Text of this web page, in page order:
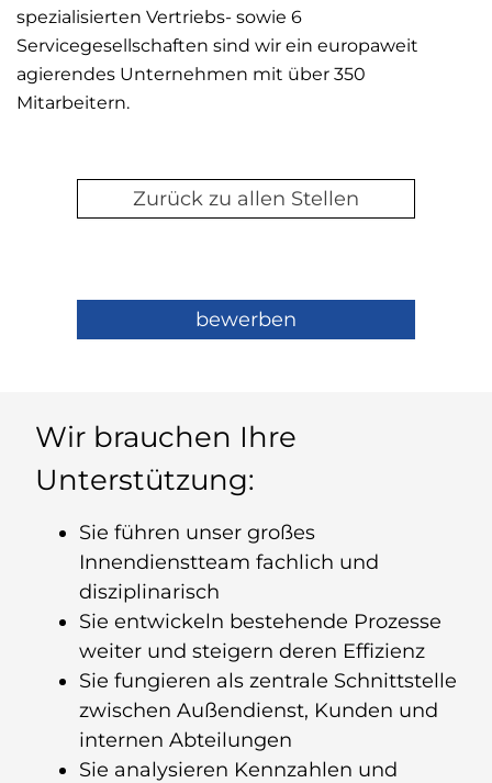
spezialisierten Vertriebs- sowie 6
Servicegesellschaften sind wir ein europaweit
agierendes Unternehmen mit über 350
Mitarbeitern.
Zurück zu allen Stellen
bewerben
Wir brauchen Ihre
Unterstützung:
Sie führen unser großes
Innendienstteam fachlich und
disziplinarisch
Sie entwickeln bestehende Prozesse
weiter und steigern deren Effizienz
Sie fungieren als zentrale Schnittstelle
zwischen Außendienst, Kunden und
internen Abteilungen
Sie analysieren Kennzahlen und